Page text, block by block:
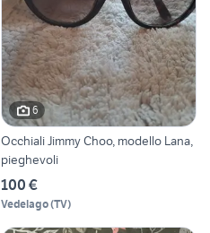
6
Occhiali Jimmy Choo, modello Lana,
pieghevoli
100 €
Vedelago(TV)